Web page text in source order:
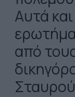
Αυτά
από